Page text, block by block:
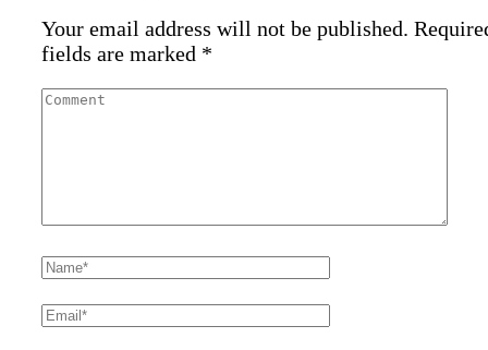
Your email address will not be published.
fields are marked *